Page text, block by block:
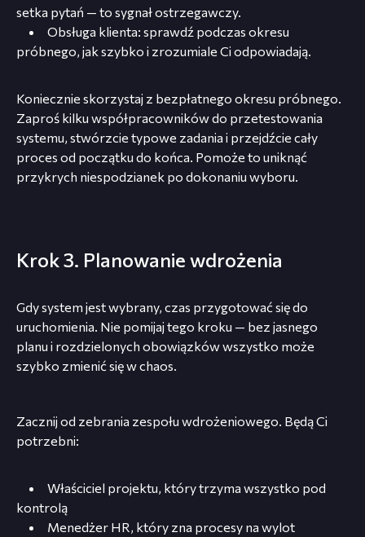
setka pytań — to sygnał ostrzegawczy.
Obsługa klienta: sprawdź podczas okresu
próbnego, jak szybko i zrozumiale Ci odpowiadają.
Koniecznie skorzystaj z bezpłatnego okresu próbnego.
Zaproś kilku współpracowników do przetestowania
systemu, stwórzcie typowe zadania i przejdźcie cały
proces od początku do końca. Pomoże to uniknąć
przykrych niespodzianek po dokonaniu wyboru.
Krok 3. Planowanie wdrożenia
Gdy system jest wybrany, czas przygotować się do
uruchomienia. Nie pomijaj tego kroku — bez jasnego
planu i rozdzielonych obowiązków wszystko może
szybko zmienić się w chaos.
Zacznij od zebrania zespołu wdrożeniowego. Będą Ci
potrzebni:
Właściciel projektu, który trzyma wszystko pod
kontrolą
Menedżer HR, który zna procesy na wylot